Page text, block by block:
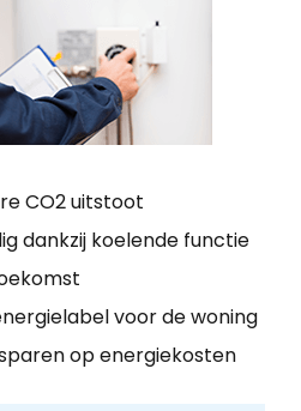
CO2 uitstoot
dankzij koelende functie
voor de woning
op energiekosten